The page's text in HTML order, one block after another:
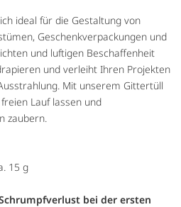
ideal für die Gestaltung von
Geschenkverpackungen und
und luftigen Beschaffenheit
und verleiht Ihren Projekten
Mit unserem Gittertüll
Lauf lassen und
zaubern.
15 g
bei der ersten